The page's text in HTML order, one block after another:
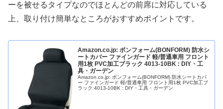
ーを被せるタイプなのでほとんどの前席に対応している
上、取り付け簡単なところがおすすめポイントです。
Amazon.co.jp: ボンフォーム(BONFORM) 防水シ
ートカバー ファインガード 軽/普通車用 フロント
用1枚 PVC加工ブラック 4013-10BK : DIY・工
具・ガーデン
Amazon.co.jp: ボンフォーム(BONFORM) 防水シートカバ
ー ファインガード 軽/普通車用 フロント用1枚 PVC加工ブ
ラック 4013-10BK : DIY・工具・ガーデン